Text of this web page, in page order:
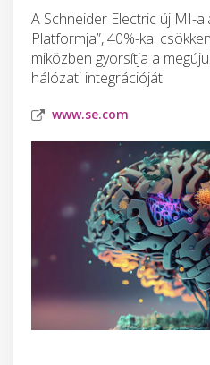
A Schneider Electric új MI-
Platformja”, 40%-kal
miközben gyorsítja a
hálózati integrációját.
www.se.com